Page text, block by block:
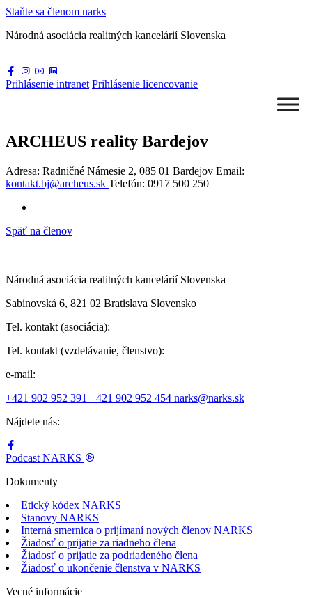
Staňte sa členom narks
Národná asociácia realitných kancelárií Slovenska
Prihlásenie intranet Prihlásenie licencovanie
ARCHEUS reality Bardejov
Adresa: Radničné Námesie 2, 085 01 Bardejov Email:
kontakt.bj@archeus.sk Telefón: 0917 500 250
Späť na členov
Národná asociácia realitných kancelárií Slovenska
Sabinovská 6, 821 02 Bratislava Slovensko
Tel. kontakt (asociácia):
Tel. kontakt (vzdelávanie, členstvo):
e-mail:
+421 902 952 391 +421 902 952 454 narks@narks.sk
Nájdete nás:
Podcast NARKS
Dokumenty
Etický kódex NARKS
Stanovy NARKS
Interná smernica o prijímaní nových členov NARKS
Žiadosť o prijatie za riadneho člena
Žiadosť o prijatie za podriadeného člena
Žiadosť o ukončenie členstva v NARKS
Vecné informácie